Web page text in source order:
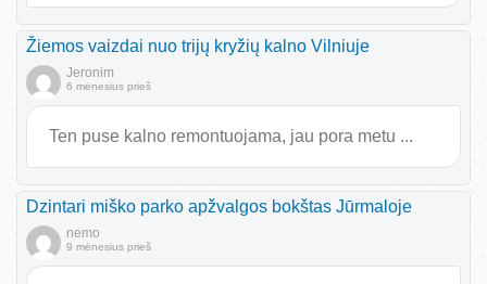
Žiemos vaizdai nuo trijų kryžių kalno Vilniuje
Jeronim
6 mėnesius prieš
Ten puse kalno remontuojama, jau pora metu ...
Dzintari miško parko apžvalgos bokštas Jūrmaloje
nemo
9 mėnesius prieš